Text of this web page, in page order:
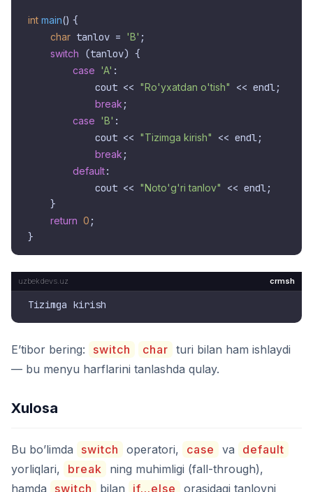
int main() {
char tanlov = 'B' ;
switch (tanlov) {
case 'A' :
            cout <<
"Ro'yxatdan o'tish" << endl;
break ;
case 'B' :
            cout <<
"Tizimga kirish" << endl;
break ;
default:
            cout <<
"Noto'g'ri tanlov"
<< endl;
    }
return 0 ;
crmsh
E’tibor bering: switch char turi bilan ham ishlaydi
— bu menyu harflarini tanlashda qulay.
Xulosa
Bu bo’limda switch operatori, case va
default
yorliqlari,
break
ning muhimligi (fall-through),
hamda
switch bilan if...else
orasidagi tanlovni